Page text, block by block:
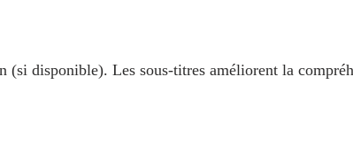
disponible). Les sous‑titres améliorent la